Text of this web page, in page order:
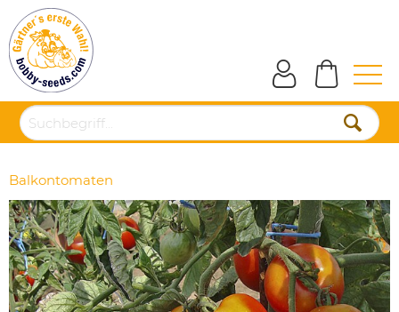
Balkontomaten